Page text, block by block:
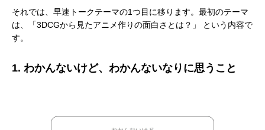
それでは、早速トークテーマの1つ目に移ります。最初のテーマ
は、「3DCGから見たアニメ作りの面白さとは？」 という内容で
す。
1. わかんないけど、わかんないなりに思うこと